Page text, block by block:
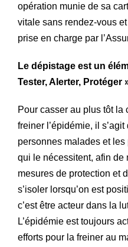
opération munie de sa
vitale sans rendez-vous
prise en charge par
Le dépistage est un
Tester, Alerter, Protéger
Pour casser au plus tôt
freiner l’épidémie, il
personnes malades et
qui le nécessitent, afin
mesures de protection et
s’isoler lorsqu’on est
c’est être acteur dans la
L’épidémie est toujours
efforts pour la freiner au